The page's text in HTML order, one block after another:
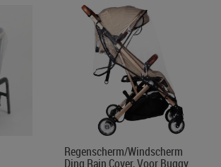
Regenscherm/windscherm
Ding Rain Cover, Voor Buggy